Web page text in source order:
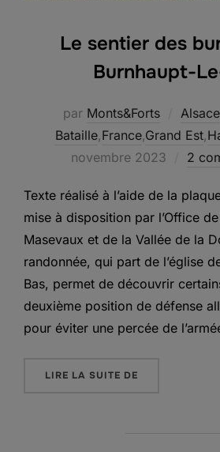
Le sentier des
Burnhaupt-
par Monts&Forts Alsace
Bataille,France,Grand Est,
novembre 2023
2
Texte réalisé à l’aide de la
mise à disposition par l’Office
Masevaux et de la Vallée de la
randonnée, qui part de l’église
Bas, permet de découvrir
deuxième position de défense
pour éviter une percée de
LIRE LA SUITE DE